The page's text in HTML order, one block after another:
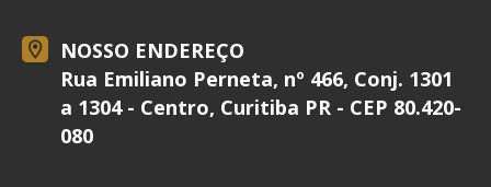
NOSSO ENDEREÇO
Rua Emiliano Perneta, nº 466, Conj. 1301
a 1304 - Centro, Curitiba PR - CEP 80.420-
080